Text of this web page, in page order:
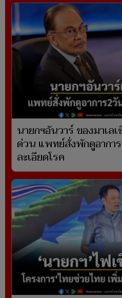
นายกฯอันวาร์ ของมาเล
ด่วน แพทย์สั่งพักดูอากา
ละเอียดโรค